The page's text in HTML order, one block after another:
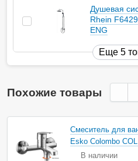
Душевая
Rhein
ENG
Еще 5
Похожие товары
Смеситель для
Esko Colombo
В наличии